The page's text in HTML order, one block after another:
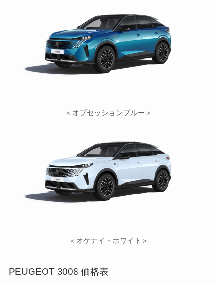
＜オブセッションブルー＞
＜オケナイトホワイト＞
PEUGEOT 3008 価格表